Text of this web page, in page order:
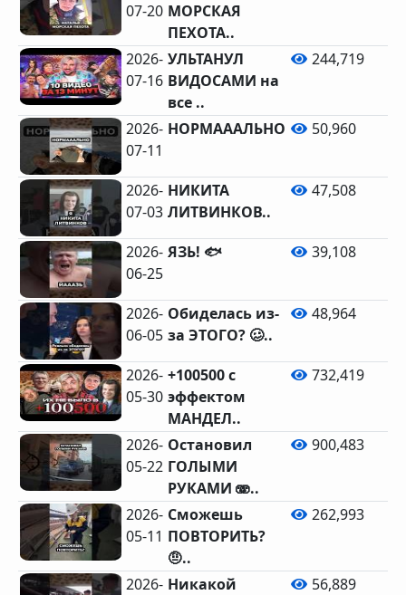
07-20 МОРСКАЯ
ПЕХОТА..
2026-
07-16
УЛЬТАНУЛ
ВИДОСАМИ на
все ..
244,719
2026-
07-11
НОРМАААЛЬНО 50,960
2026-
07-03
НИКИТА
ЛИТВИНКОВ..
47,508
2026-
06-25
ЯЗЬ! 🐟 39,108
2026-
06-05
Обиделась из-
за ЭТОГО? 🥴..
48,964
2026-
05-30
+100500 с
эффектом
МАНДЕЛ..
732,419
2026-
05-22
Остановил
ГОЛЫМИ
РУКАМИ 🫨..
900,483
2026-
05-11
Сможешь
ПОВТОРИТЬ?
🤨..
262,993
2026- Никакой
56,889